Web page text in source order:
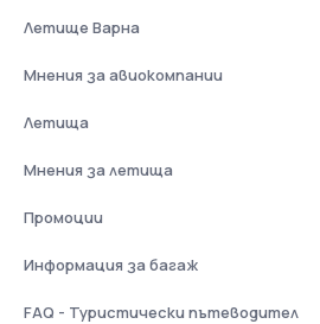
Летище Варна
Мнения за авиокомпании
Летища
Мнения за летища
Промоции
Информация за багаж
FAQ - Туристически пътеводител